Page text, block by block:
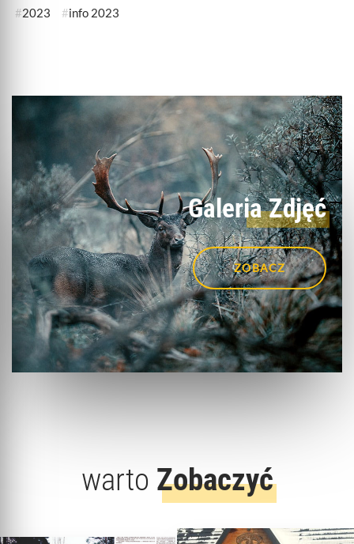
2023 info 2023
Galeria Zdjęć
ZOBACZ
warto Zobaczyć